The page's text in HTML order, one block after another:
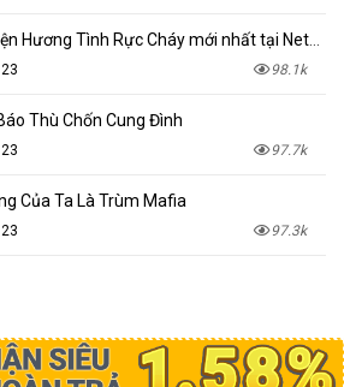
98.1k
Thù Chốn Cung Đình
97.7k
Của Ta Là Trùm Mafia
97.3k